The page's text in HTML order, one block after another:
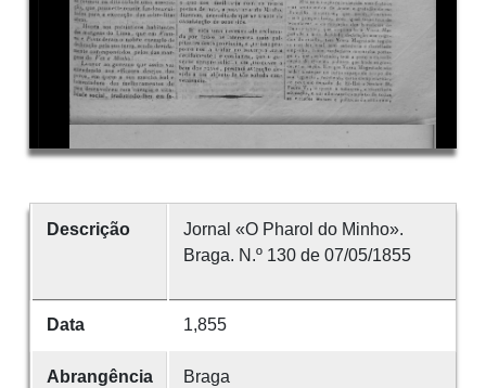
Descrição
Jornal «O Pharol do Minho».
Braga. N.º 130 de 07/05/1855
Data 1,855
Abrangência
Braga